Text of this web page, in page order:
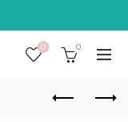
0 0